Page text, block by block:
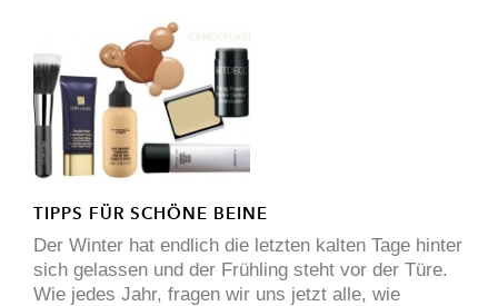
TIPPS FÜR SCHÖNE BEINE
Der Winter hat endlich die letzten kalten Tage hinter
sich gelassen und der Frühling steht vor der Türe.
Wie jedes Jahr, fragen wir uns jetzt alle, wie